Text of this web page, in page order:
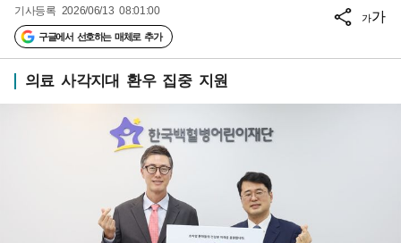
기사등록 2026/06/13 08:01:00
구글에서 선호하는 매체로 추가
가가
의료 사각지대 환우 집중 지원